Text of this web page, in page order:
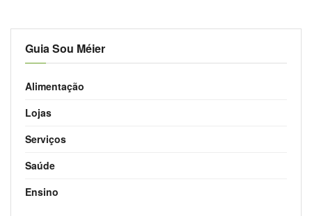
Guia Sou Méier
Alimentação
Lojas
Serviços
Saúde
Ensino